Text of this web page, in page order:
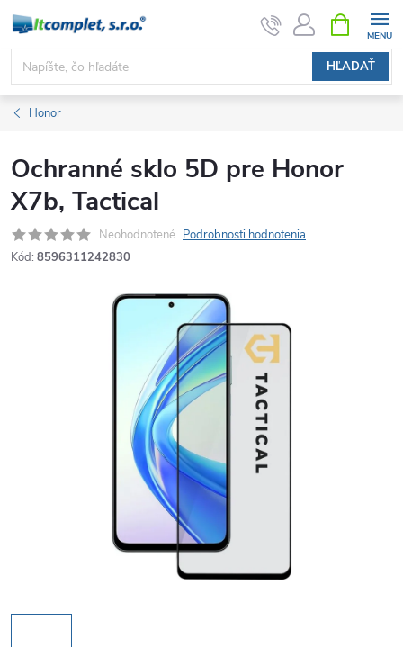
Prejsť
obsah
HĽADAŤ
KOŠÍK
Honor
Ochranné sklo 5D pre Honor
X7b, Tactical
Neohodnotené Podrobnosti hodnotenia
Kód: 8596311242830